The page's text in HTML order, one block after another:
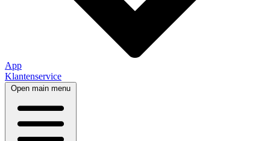
App
Klantenservice
Open main menu